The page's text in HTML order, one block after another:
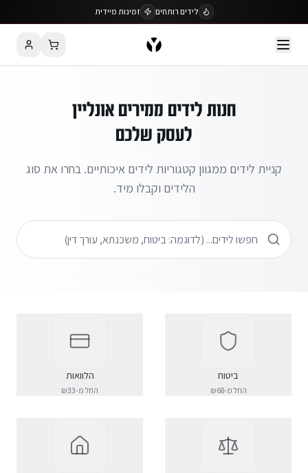
לידים רותחים זמינות מיידית
חנות לידים ממירים אונליין
לעסק שלכם
קניית לידים ממגוון קטגוריות לידים איכותיים. בחרו את סוג
הלידים וקבלו מיד.
ביטוח
החל מ-₪68
הלוואות
החל מ-₪33